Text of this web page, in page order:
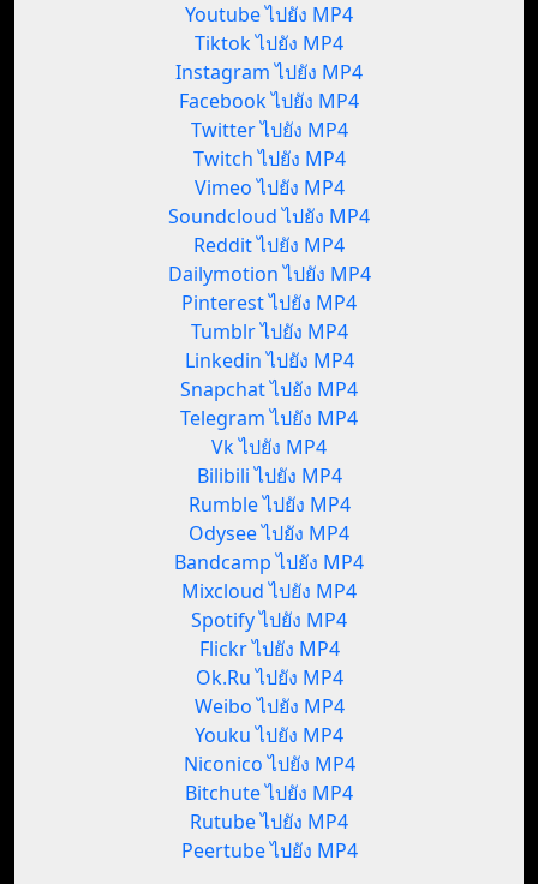
Youtube ไปยัง MP4
Tiktok ไปยัง MP4
Instagram ไปยัง MP4
Facebook ไปยัง MP4
Twitter ไปยัง MP4
Twitch ไปยัง MP4
Vimeo ไปยัง MP4
Soundcloud ไปยัง MP4
Reddit ไปยัง MP4
Dailymotion ไปยัง MP4
Pinterest ไปยัง MP4
Tumblr ไปยัง MP4
Linkedin ไปยัง MP4
Snapchat ไปยัง MP4
Telegram ไปยัง MP4
Vk ไปยัง MP4
Bilibili ไปยัง MP4
Rumble ไปยัง MP4
Odysee ไปยัง MP4
Bandcamp ไปยัง MP4
Mixcloud ไปยัง MP4
Spotify ไปยัง MP4
Flickr ไปยัง MP4
Ok.Ru ไปยัง MP4
Weibo ไปยัง MP4
Youku ไปยัง MP4
Niconico ไปยัง MP4
Bitchute ไปยัง MP4
Rutube ไปยัง MP4
Peertube ไปยัง MP4